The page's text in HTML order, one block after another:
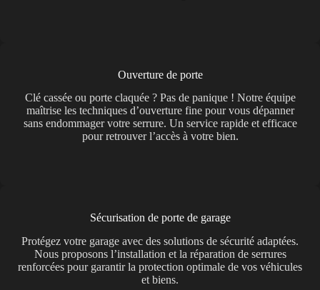
Ouverture de porte
Clé cassée ou porte claquée ? Pas de panique ! Notre équipe
maîtrise les techniques d’ouverture fine pour vous dépanner
sans endommager votre serrure. Un service rapide et efficace
pour retrouver l’accès à votre bien.
Sécurisation de porte de garage
Protégez votre garage avec des solutions de sécurité adaptées.
Nous proposons l’installation et la réparation de serrures
renforcées pour garantir la protection optimale de vos véhicules
et biens.